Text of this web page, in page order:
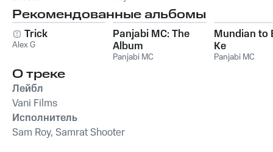
Рекомендованные альбомы
Trick
Alex G
Panjabi MC: The
Album
Panjabi MC
Mundian to
Ke
Panjabi MC
О треке
Лейбл
Vani Films
Исполнитель
Sam Roy, Samrat Shooter